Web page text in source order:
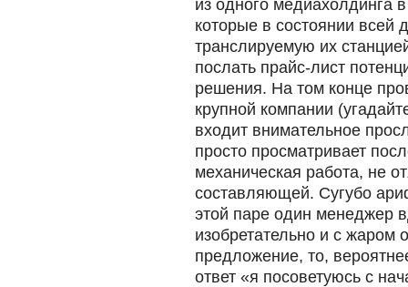
из одного медиахолдинга
которые в состоянии всей
транслируемую их
послать прайс-лист
решения. На том конце
крупной компании
входит внимательное
просто просматривает
механическая работа, не
составляющей. Сугубо
этой паре один менеджер
изобретательно и с жаром
предложение, то,
ответ «я посоветуюсь с